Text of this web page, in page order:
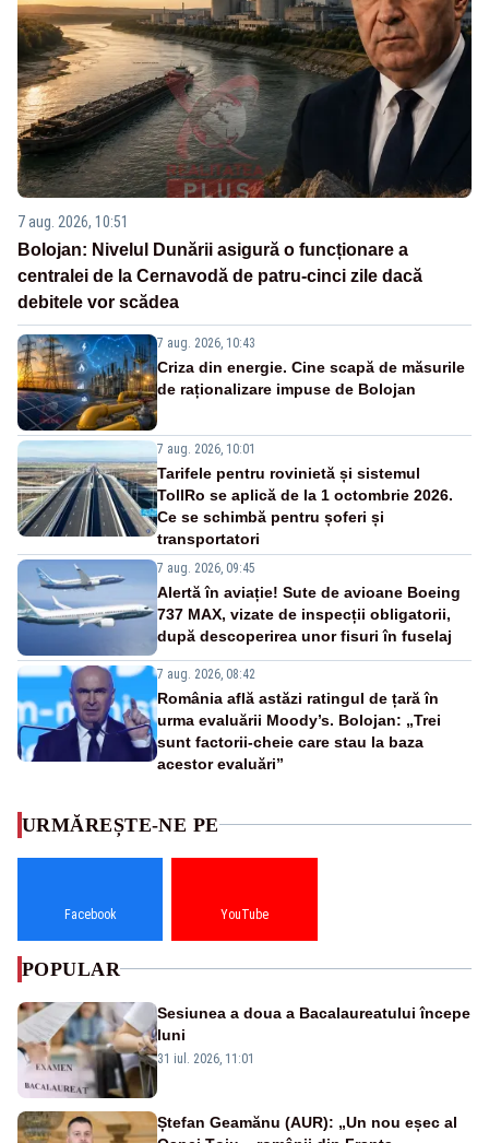
7 aug. 2026, 10:51
Bolojan: Nivelul Dunării asigură o funcționare a
centralei de la Cernavodă de patru-cinci zile dacă
debitele vor scădea
7 aug. 2026, 10:43
Criza din energie. Cine scapă de măsurile
de raționalizare impuse de Bolojan
7 aug. 2026, 10:01
Tarifele pentru rovinietă și sistemul
TollRo se aplică de la 1 octombrie 2026.
Ce se schimbă pentru șoferi și
transportatori
7 aug. 2026, 09:45
Alertă în aviație! Sute de avioane Boeing
737 MAX, vizate de inspecții obligatorii,
după descoperirea unor fisuri în fuselaj
7 aug. 2026, 08:42
România află astăzi ratingul de țară în
urma evaluării Moody’s. Bolojan: „Trei
sunt factorii-cheie care stau la baza
acestor evaluări”
URMĂREȘTE-NE PE
Facebook YouTube
POPULAR
Sesiunea a doua a Bacalaureatului începe
luni
31 iul. 2026, 11:01
Ștefan Geamănu (AUR): „Un nou eșec al